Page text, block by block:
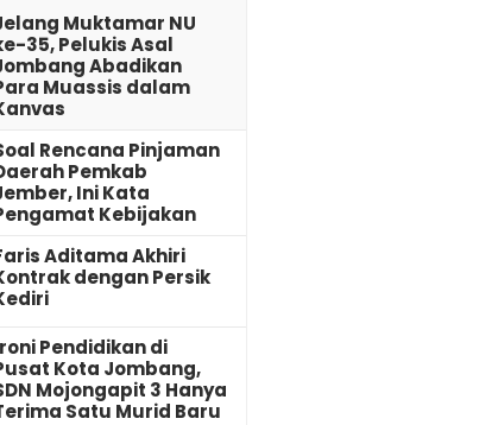
Muktamar NU
35, Pelukis Asal
Abadikan
Muassis dalam
Rencana Pinjaman
Pemkab
Ini Kata
Kebijakan
Aditama Akhiri
dengan Persik
Pendidikan di
Kota Jombang,
Mojongapit 3 Hanya
Satu Murid Baru